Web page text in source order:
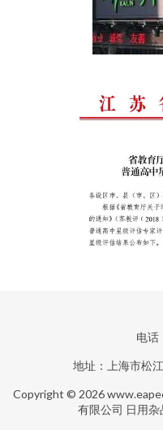
电话
地址：上海市松
Copyright © 2026
有限公司 日用杂